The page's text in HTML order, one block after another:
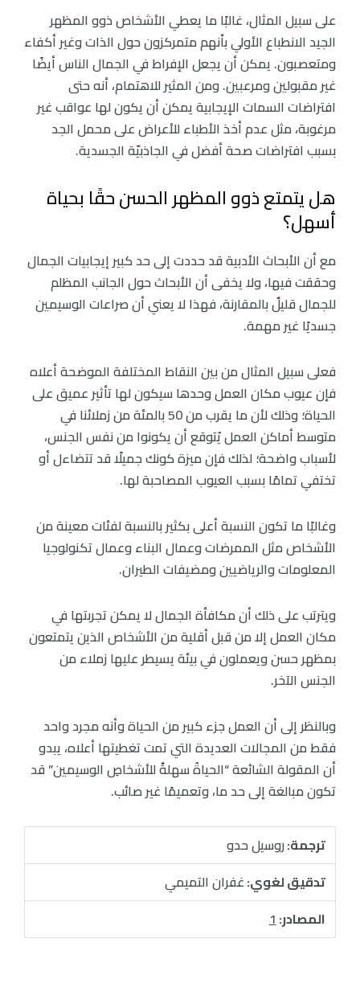
على سبيل المثال، غالبًا ما يعطي الأشخاص ذوو المظهر
الجيد الانطباع الأولي بأنهم متمركزون حول الذات وغير أكفاء
ومتعصبون. يمكن أن يجعل الإفراط في الجمال الناس أيضًا
غير مقبولين ومرعبين. ومن المثير للاهتمام، أنه حتى
افتراضات السمات الإيجابية يمكن أن يكون لها عواقب غير
مرغوبة، مثل عدم أخذ الأطباء للأعراض على محمل الجد
بسبب افتراضات صحة أفضل في الجاذبيّة الجسدية.
هل يتمتع ذوو المظهر الحسن حقًا بحياة
أسهل؟
مع أن الأبحاث الأدبية قد حددت إلى حد كبير إيجابيات الجمال
وحققت فيها، ولا يخفى أن الأبحاث حول الجانب المظلم
للجمال قليلٌ بالمقارنة، فهذا لا يعني أن صراعات الوسيمين
جسديًا غير مهمة.
فعلى سبيل المثال من بين النقاط المختلفة الموضحة أعلاه
فإن عيوب مكان العمل وحدها سيكون لها تأثير عميق على
الحياة؛ وذلك لأن ما يقرب من 50 بالمئة من زملائنا في
متوسط أماكن العمل يُتوقع أن يكونوا من نفس الجنس،
لأسباب واضحة؛ لذلك فإن ميزة كونك جميلًا قد تتضاءل أو
تختفي تمامًا بسبب العيوب المصاحبة لها.
وغالبًا ما تكون النسبة أعلى بكثير بالنسبة لفئات معينة من
الأشخاص مثل الممرضات وعمال البناء وعمال تكنولوجيا
المعلومات والرياضيين ومضيفات الطيران.
ويترتب على ذلك أن مكافأة الجمال لا يمكن تجربتها في
مكان العمل إلا من قبل أقلية من الأشخاص الذين يتمتعون
بمظهر حسن ويعملون في بيئة يسيطر عليها زملاء من
الجنس الآخر.
وبالنظر إلى أن العمل جزء كبير من الحياة وأنه مجرد واحد
فقط من المجالات العديدة التي تمت تغطيتها أعلاه، يبدو
أن المقولة الشائعة “الحياةُ سهلةٌ للأشخاصِ الوسيمين” قد
تكون مبالغة إلى حد ما، وتعميمًا غير صائب.
ترجمة:روسيل حدو
تدقيق لغوي:غفران التميمي
المصادر:1